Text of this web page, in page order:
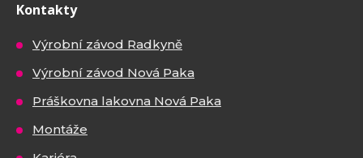
Kontakty
Výrobní závod Radkyně
Výrobní závod Nová Paka
Práškovna lakovna Nová Paka
Montáže